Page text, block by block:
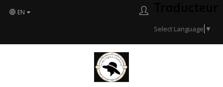
EN
Select Language ▼